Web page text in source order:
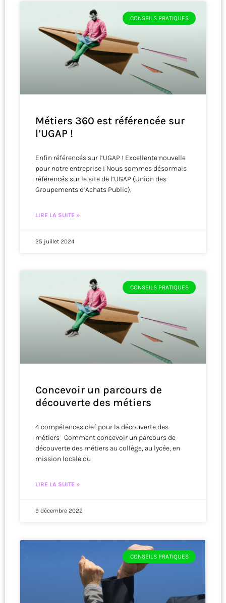
CONSEILS PRATIQUES
Métiers 360 est référencée sur
l’UGAP !
Enfin référencés sur l’UGAP ! Excellente nouvelle
pour notre entreprise ! Nous sommes désormais
référencés sur le site de l’UGAP (Union des
Groupements d’Achats Public),
LIRE LA SUITE »
25 juillet 2024
CONSEILS PRATIQUES
Concevoir un parcours de
découverte des métiers
4 compétences clef pour la découverte des
métiers Comment concevoir un parcours de
découverte des métiers au collège, au lycée, en
mission locale ou
LIRE LA SUITE »
9 décembre 2022
CONSEILS PRATIQUES